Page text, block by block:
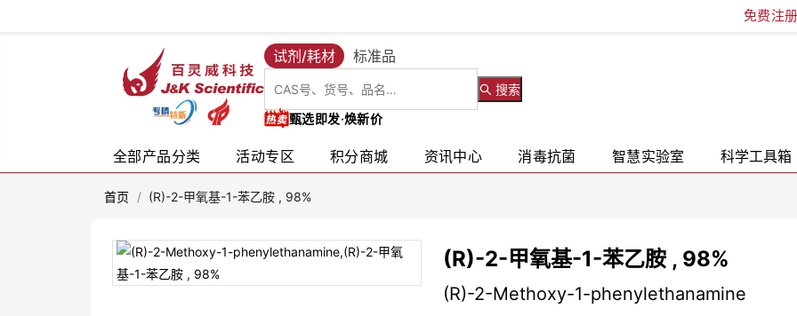
免费注册
试剂/耗材 标准品
搜索
甄选即发·焕新价
全部产品分类 活动专区 积分商城 资讯中心 消毒抗菌 智慧实验室 科学工具箱
首页 / (R)-2-甲氧基-1-苯乙胺 , 98%
(R)-2-甲氧基-1-苯乙胺 , 98%
(R)-2-Methoxy-1-phenylethanamine